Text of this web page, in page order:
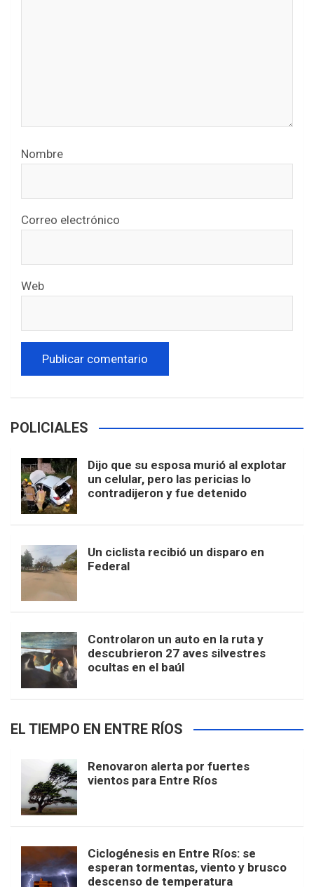
Nombre
Correo electrónico
Web
POLICIALES
Dijo que su esposa murió al explotar
un celular, pero las pericias lo
contradijeron y fue detenido
Un ciclista recibió un disparo en
Federal
Controlaron un auto en la ruta y
descubrieron 27 aves silvestres
ocultas en el baúl
EL TIEMPO EN ENTRE RÍOS
Renovaron alerta por fuertes
vientos para Entre Ríos
Ciclogénesis en Entre Ríos: se
esperan tormentas, viento y brusco
descenso de temperatura